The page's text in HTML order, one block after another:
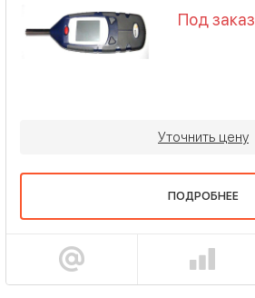
Под заказ
Уточнить цену
ПОДРОБНЕЕ